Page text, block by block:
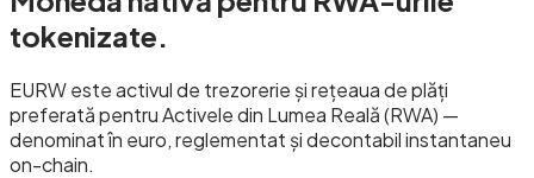
tokenizate.
EURW este activul de trezorerie și rețeaua de plăți
preferată pentru Activele din Lumea Reală (RWA) —
denominat în euro, reglementat și decontabil instantaneu
on-chain.